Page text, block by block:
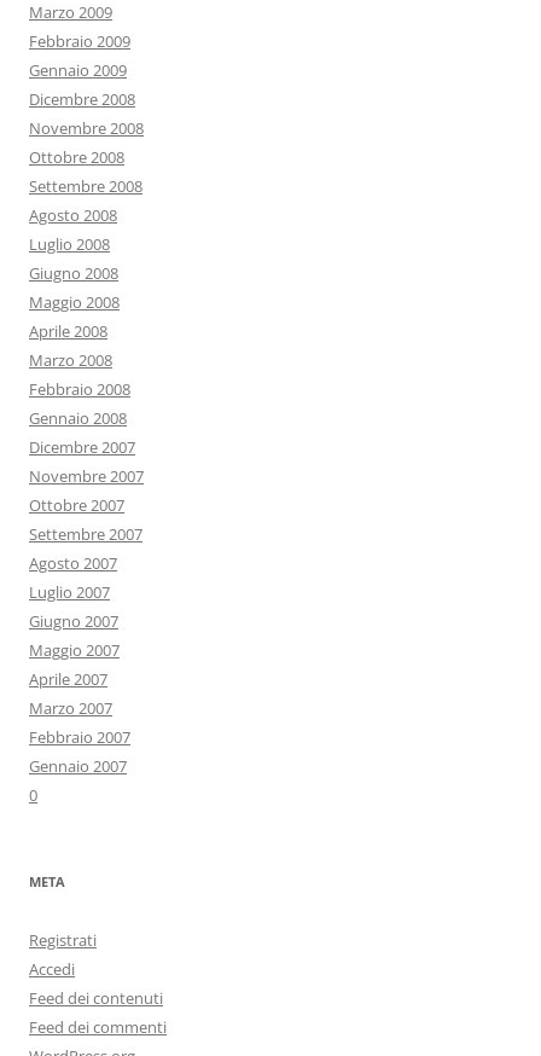
Marzo 2009
Febbraio 2009
Gennaio 2009
Dicembre 2008
Novembre 2008
Ottobre 2008
Settembre 2008
Agosto 2008
Luglio 2008
Giugno 2008
Maggio 2008
Aprile 2008
Marzo 2008
Febbraio 2008
Gennaio 2008
Dicembre 2007
Novembre 2007
Ottobre 2007
Settembre 2007
Agosto 2007
Luglio 2007
Giugno 2007
Maggio 2007
Aprile 2007
Marzo 2007
Febbraio 2007
Gennaio 2007
0
META
Registrati
Accedi
Feed dei contenuti
Feed dei commenti